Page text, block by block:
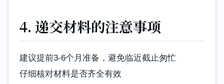
4. 递交材料的注意事项
建议提前3-6个月准备，避免临近截止匆忙
仔细核对材料是否齐全有效